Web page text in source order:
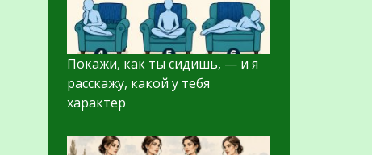
Покажи, как ты сидишь, — и я
расскажу, какой у тебя
характер